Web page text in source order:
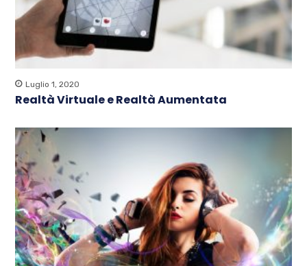
Luglio 1, 2020
Realtà Virtuale e Realtà Aumentata